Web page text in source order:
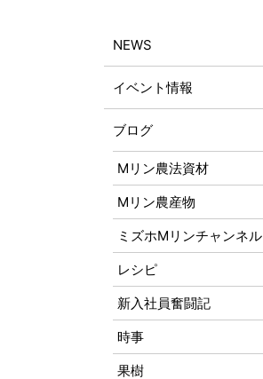
NEWS
イベント情報
ブログ
Mリン農法資材
Mリン農産物
ミズホMリンチャンネル
レシピ
新入社員奮闘記
時事
果樹